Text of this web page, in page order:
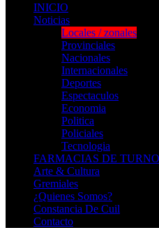
INICIO
Noticias
Locales / zonales
Provinciales
Nacionales
Internacionales
Deportes
Espectaculos
Economia
Politica
Policiales
Tecnologia
FARMACIAS DE TURNO
Arte & Cultura
Gremiales
¿Quienes Somos?
Constancia De Cuil
Contacto